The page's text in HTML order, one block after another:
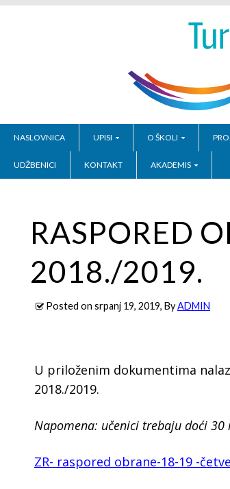
NASLOVNICA UPISI O ŠKOLI
UDŽBENICI KONTAKT AKADEMIS
RASPORED
2018./2019.
Posted on srpanj 19, 2019, ByADMIN
U priloženim dokumentima
2018./2019.
Napomena: učenici trebaju doći
ZR- raspored obrane-18-19 -